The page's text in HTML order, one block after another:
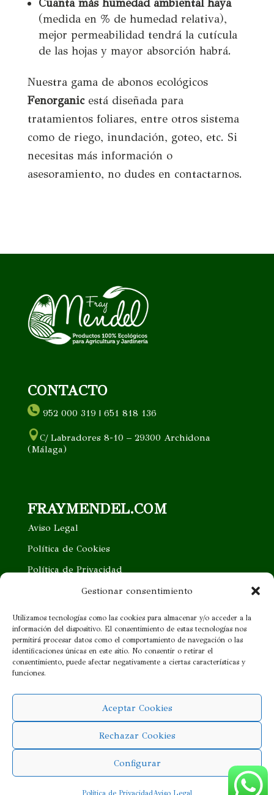
Gestionar consentimiento
Utilizamos tecnologías como las cookies para almacenar y/o acceder a la
información del dispositivo. El consentimiento de estas tecnologías nos
permitirá procesar datos como el comportamiento de navegación o las
identificaciones únicas en este sitio. No consentir o retirar el
consentimiento, puede afectar negativamente a ciertas características y
funciones.
Aceptar Cookies
Rechazar Cookies
Configurar
Política de Privacidad Aviso Legal
Cuanta más humedad ambiental haya
(medida en % de humedad relativa),
mejor permeabilidad tendrá la cutícula
de las hojas y mayor absorción habrá.
Nuestra gama de abonos ecológicos
Fenorganicestá diseñada para
tratamientos foliares, entre otros sistema
como de riego, inundación, goteo, etc. Si
necesitas más información o
asesoramiento, no dudes en contactarnos.
CONTACTO
952 000 319 | 651 818 136
C/ Labradores 8-10 – 29300 Archidona
(Málaga)
FRAYMENDEL.COM
Aviso Legal
Política de Cookies
Política de Privacidad
Trabaja con nosotros
Proveedor cercano
¡SÍGUENOS!
Copyright © 2021 Fray Mendel